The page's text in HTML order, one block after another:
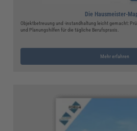
Die Hausmeister-
Objektbetreuung und -instandhaltung leicht gemacht:
und Planungshilfen für die tägliche Berufspraxis.
Mehr erfahren